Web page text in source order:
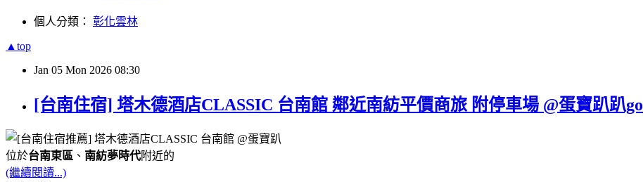
個人分類： 彰化雲林
▲top
Jan 05 Mon 2026 08:30
[台南住宿] 塔木德酒店CLASSIC 台南館 鄰近南紡平價商旅 附停車場 @蛋寶趴趴go
位於台南東區 、 南紡夢時代附近的
(繼續閱讀...)